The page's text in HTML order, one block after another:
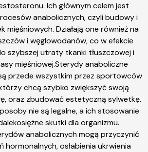
Ich głównym celem jest
anabolicznych, czyli budowy i
mięśniowych. Działają one również na
i węglowodanów, co w efekcie
szybszej utraty tkanki tłuszczowej i
mięśniowej.Sterydy anaboliczne
przede wszystkim przez sportowców
chcą szybko zwiększyć swoją
oraz zbudować estetyczną sylwetkę.
nie są legalne, a ich stosowanie
skutki dla organizmu.
anabolicznych mogą przyczynić
hormonalnych, osłabienia ukrwienia